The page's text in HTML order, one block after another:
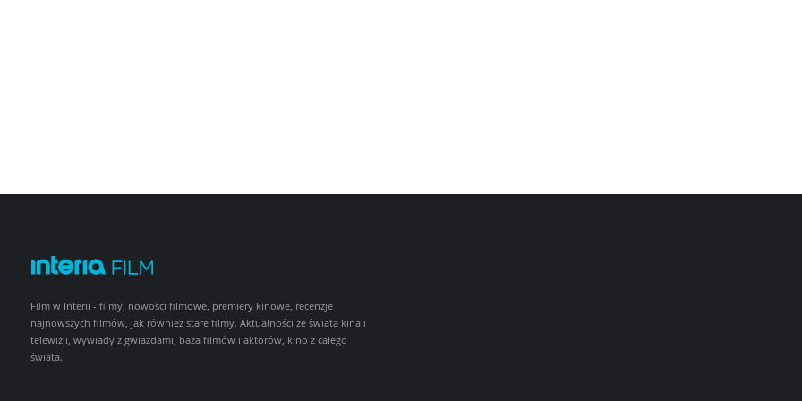
Film w Interii - filmy, nowości filmowe, premiery kinowe, recenzje
najnowszych filmów, jak również stare filmy. Aktualności ze świata kina i
telewizji, wywiady z gwiazdami, baza filmów i aktorów, kino z całego
świata.